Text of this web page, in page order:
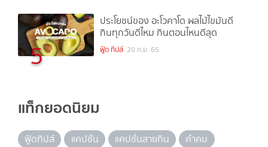
5
ประโยชน์ของ อะโวคาโด ผลไม้ไขมันดี
กินทุกวันดีไหม กินตอนไหนดีสุด
ฟู้ด ทิปส์ 20 ก.ย. 65
แท็กยอดนิยม
ฟู้ดทิปส์ แคปชั่น แคปชั่นสายกิน
คำคม